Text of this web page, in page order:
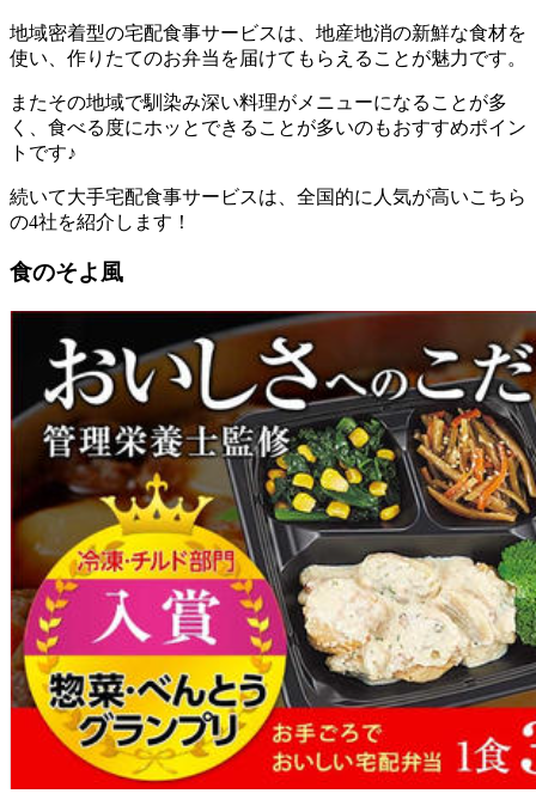
地域密着型の宅配食事サービスは、地産地消の新鮮な食材を
使い、作りたてのお弁当を届けてもらえることが魅力です。
またその地域で馴染み深い料理がメニューになることが多
く、食べる度にホッとできることが多いのもおすすめポイン
トです♪
続いて大手宅配食事サービスは、全国的に人気が高いこちら
の4社を紹介します！
食のそよ風